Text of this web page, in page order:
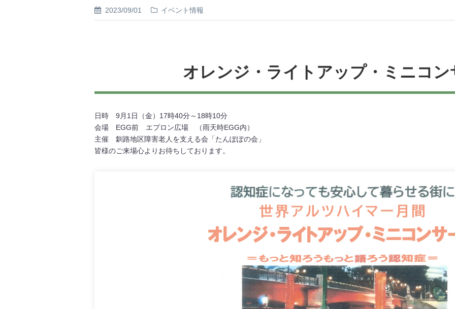
2023/09/01 イベント情報
オレンジ・ライトアップ・ミニコン
日時 9月1日（金）17時40分～18時10分
会場 EGG前 エプロン広場 （雨天時EGG内）
主催 釧路地区障害老人を支える会「たんぽぽの会」
皆様のご来場心よりお待ちしております。